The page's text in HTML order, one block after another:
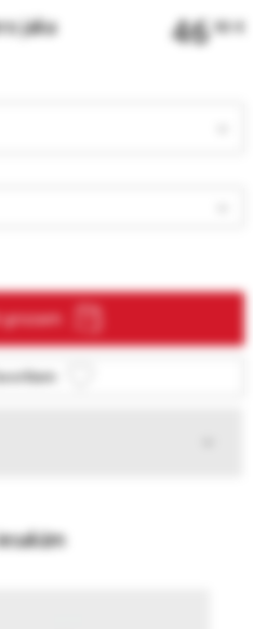
jaka 46
grozam